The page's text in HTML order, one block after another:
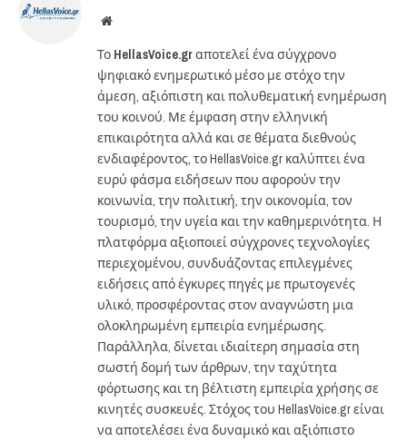
Website
Το HellasVoice.grαποτελεί ένα σύγχρονο
ψηφιακό ενημερωτικό μέσο με στόχο την
άμεση, αξιόπιστη και πολυθεματική ενημέρωση
του κοινού. Με έμφαση στην ελληνική
επικαιρότητα αλλά και σε θέματα διεθνούς
ενδιαφέροντος, το HellasVoice.gr καλύπτει ένα
ευρύ φάσμα ειδήσεων που αφορούν την
κοινωνία, την πολιτική, την οικονομία, τον
τουρισμό, την υγεία και την καθημερινότητα. Η
πλατφόρμα αξιοποιεί σύγχρονες τεχνολογίες
περιεχομένου, συνδυάζοντας επιλεγμένες
ειδήσεις από έγκυρες πηγές με πρωτογενές
υλικό, προσφέροντας στον αναγνώστη μια
ολοκληρωμένη εμπειρία ενημέρωσης.
Παράλληλα, δίνεται ιδιαίτερη σημασία στη
σωστή δομή των άρθρων, την ταχύτητα
φόρτωσης και τη βέλτιστη εμπειρία χρήσης σε
κινητές συσκευές. Στόχος του HellasVoice.gr είναι
να αποτελέσει ένα δυναμικό και αξιόπιστο